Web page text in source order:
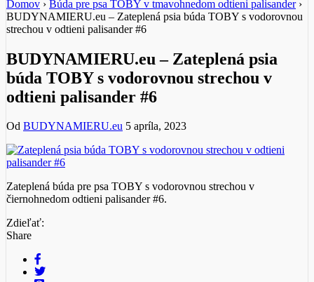
Domov › Búda pre psa TOBY v tmavohnedom odtieni palisander ›
BUDYNAMIERU.eu – Zateplená psia búda TOBY s vodorovnou
strechou v odtieni palisander #6
BUDYNAMIERU.eu – Zateplená psia
búda TOBY s vodorovnou strechou v
odtieni palisander #6
Od BUDYNAMIERU.eu 5 apríla, 2023
Zateplená búda pre psa TOBY s vodorovnou strechou v
čiernohnedom odtieni palisander #6.
Zdieľať:
Share